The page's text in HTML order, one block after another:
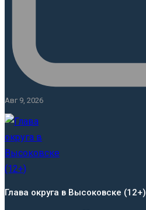
Авг 9, 2026
Глава округа в Высоковске (12+)